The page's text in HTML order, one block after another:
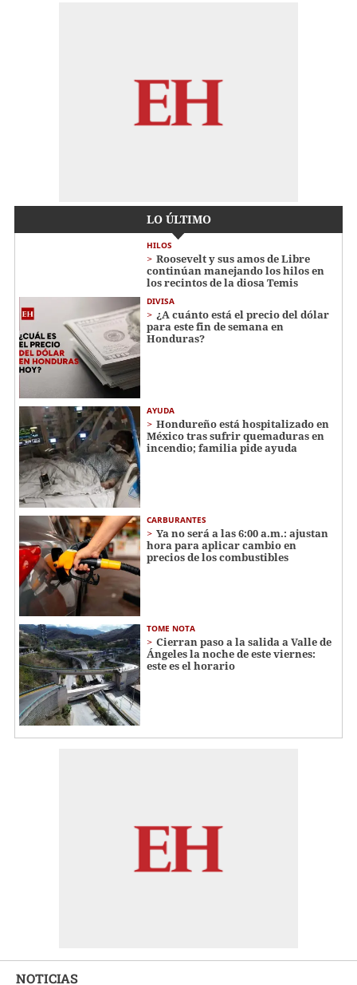
LO ÚLTIMO
HILOS
Roosevelt y sus amos de Libre
continúan manejando los hilos en
los recintos de la diosa Temis
DIVISA
¿A cuánto está el precio del dólar
para este fin de semana en
Honduras?
AYUDA
Hondureño está hospitalizado en
México tras sufrir quemaduras en
incendio; familia pide ayuda
CARBURANTES
Ya no será a las 6:00 a.m.: ajustan
hora para aplicar cambio en
precios de los combustibles
TOME NOTA
Cierran paso a la salida a Valle de
Ángeles la noche de este viernes:
este es el horario
NOTICIAS